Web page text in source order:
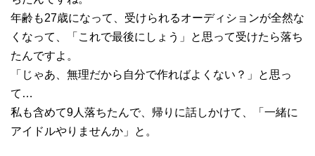
年齢も27歳になって、受けられるオーディションが全然な
くなって、「これで最後にしょう」と思って受けたら落ち
たんですよ。
「じゃあ、無理だから自分で作ればよくない？」と思っ
て…
私も含めて9人落ちたんで、帰りに話しかけて、「一緒に
アイドルやりませんか」と。